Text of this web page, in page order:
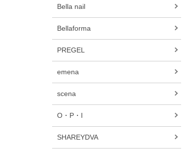
Bella nail
Bellaforma
PREGEL
emena
scena
O・P・I
SHAREYDVA